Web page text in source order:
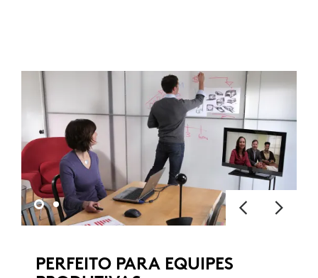
PERFEITO PARA EQUIPES